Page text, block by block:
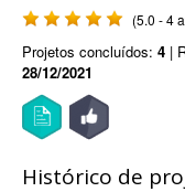
(5.0 - 4
Projetos concluídos: 4 |
28/12/2021
Histórico de